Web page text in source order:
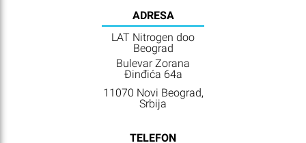
ADRESA
LAT Nitrogen doo
Beograd
Bulevar Zorana
Đinđića 64a
11070 Novi Beograd,
Srbija
TELEFON